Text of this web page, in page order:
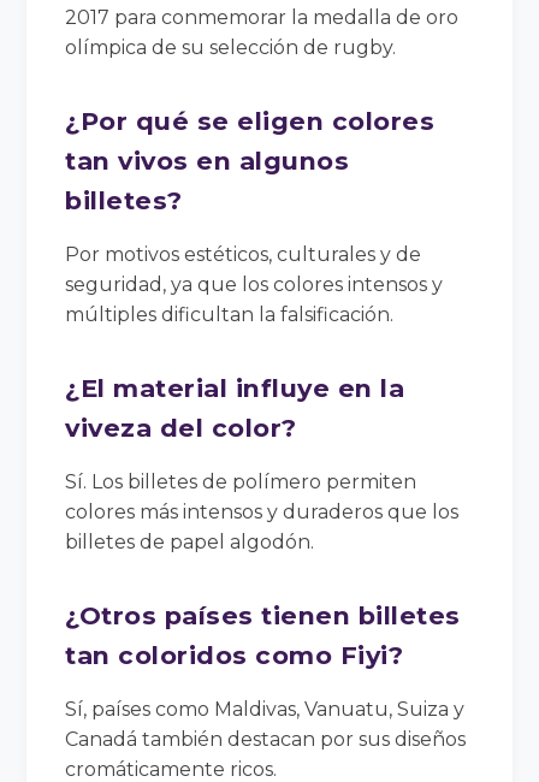
2017 para conmemorar la medalla de oro
olímpica de su selección de rugby.
¿Por qué se eligen colores
tan vivos en algunos
billetes?
Por motivos estéticos, culturales y de
seguridad, ya que los colores intensos y
múltiples dificultan la falsificación.
¿El material influye en la
viveza del color?
Sí. Los billetes de polímero permiten
colores más intensos y duraderos que los
billetes de papel algodón.
¿Otros países tienen billetes
tan coloridos como Fiyi?
Sí, países como Maldivas, Vanuatu, Suiza y
Canadá también destacan por sus diseños
cromáticamente ricos.